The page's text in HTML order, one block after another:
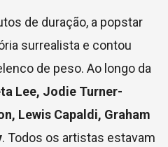
de duração, a popstar
surrealista e contou
de peso. Ao longo da
Lee, Jodie Turner-
Lewis Capaldi, Graham
. Todos os artistas estavam